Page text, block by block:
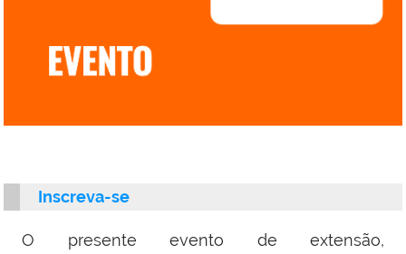
Inscreva-se
O presente evento de extensão,